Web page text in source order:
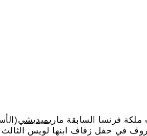
ميديشي
في حفل زفاف ابنها لويس